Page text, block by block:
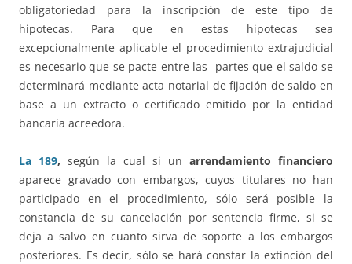
obligatoriedad para la inscripción de este tipo de
hipotecas. Para que en estas hipotecas sea
excepcionalmente aplicable el procedimiento extrajudicial
es necesario que se pacte entre las partes que el saldo se
determinará mediante acta notarial de fijación de saldo en
base a un extracto o certificado emitido por la entidad
bancaria acreedora.
La 189, según la cual si un arrendamiento financiero
aparece gravado con embargos, cuyos titulares no han
participado en el procedimiento, sólo será posible la
constancia de su cancelación por sentencia firme, si se
deja a salvo en cuanto sirva de soporte a los embargos
posteriores. Es decir, sólo se hará constar la extinción del